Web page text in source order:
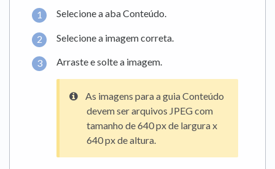
Selecione a aba Conteúdo.
Selecione a imagem correta.
Arraste e solte a imagem.
As imagens para a guia Conteúdo
devem ser arquivos JPEG com
tamanho de 640 px de largura x
640 px de altura.